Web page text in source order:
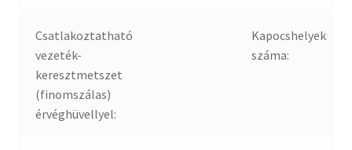
Csatlakoztatható
vezeték-
keresztmetszet
(finomszálas)
érvéghüvellyel:
Kapocshelyek
száma: